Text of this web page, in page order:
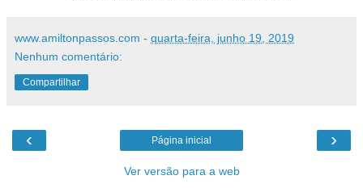
www.amiltonpassos.com - quarta-feira, junho 19, 2019
Nenhum comentário:
Compartilhar
‹ ›
Página inicial
Ver versão para a web